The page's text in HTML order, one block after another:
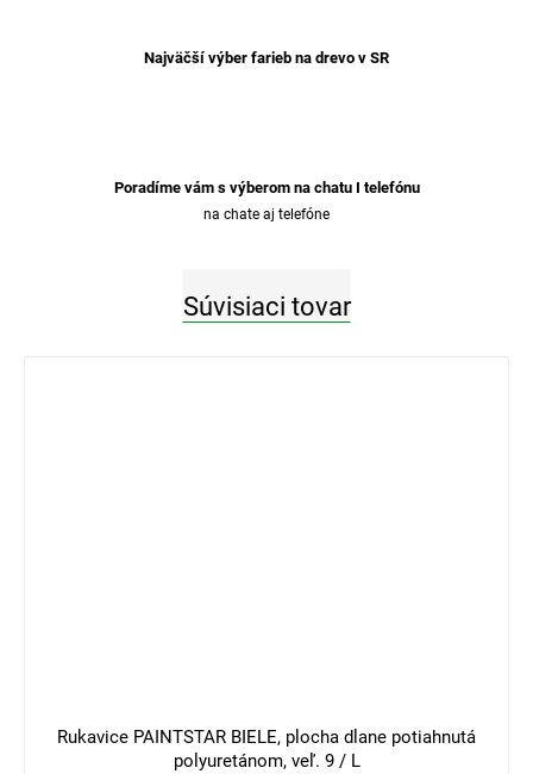
Najväčší výber farieb na drevo v SR
Poradíme vám s výberom na chatu I telefónu
na chate aj telefóne
Súvisiaci tovar
Rukavice PAINTSTAR BIELE, plocha dlane potiahnutá
polyuretánom, veľ. 9 / L